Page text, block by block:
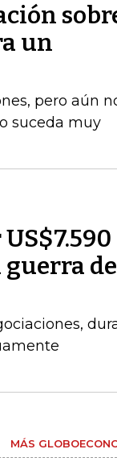
un
pero aún
suceda muy
de
MÁS